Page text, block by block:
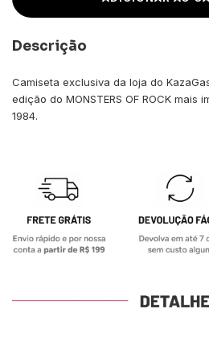
Descrição
Camiseta exclusiva da loja do
edição do MONSTERS OF ROCK mais
1984.